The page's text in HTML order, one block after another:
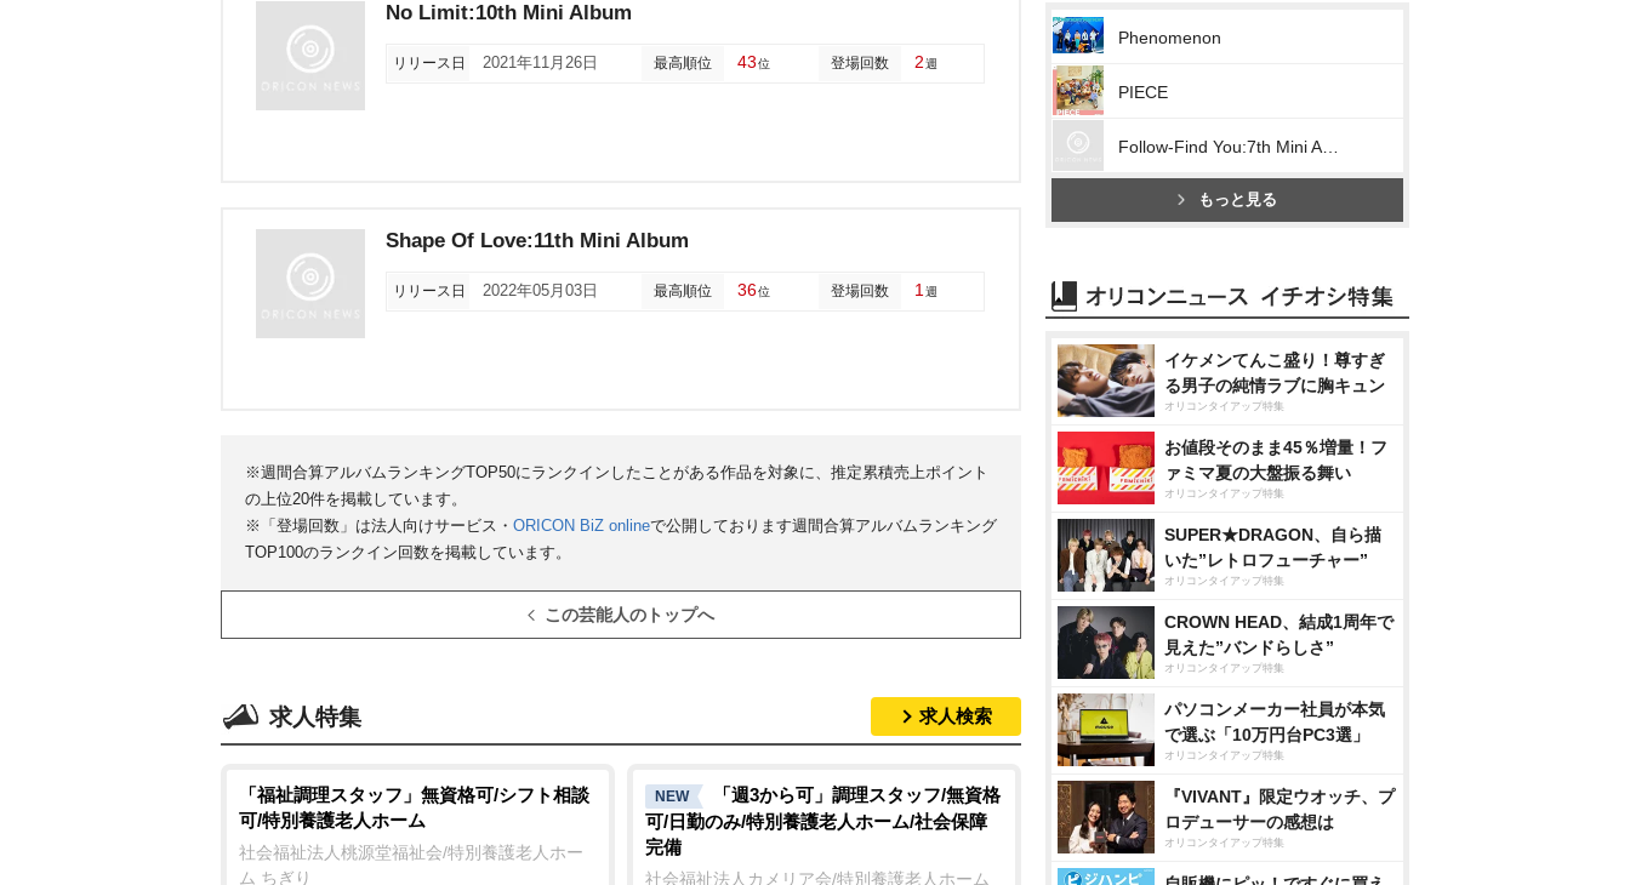
No Limit:10th Mini Album
リリース日 2021年11月26日 最高順位 43位 登場回数 2週
Shape Of Love:11th Mini Album
リリース日 2022年05月03日 最高順位 36位 登場回数 1 週
※週間合算アルバムランキングTOP50にランクインしたことがある作品を対象に、推定累積売上ポイント
の上位20件を掲載しています。
※「登場回数」は法人向けサービス・ ORICON BiZ onlineで公開しております週間合算アルバムランキング
TOP100のランクイン回数を掲載しています。
この芸能人のトップへ
求人特集 求人検索
「福祉調理スタッフ」無資格可/シフト相談
可/特別養護老人ホーム
社会福祉法人桃源堂福祉会/特別養護老人ホー
ム ちぎり
NEW
「週3から可」調理スタッフ/無資格
可/日勤のみ/特別養護老人ホーム/社会保障
完備
社会福祉法人カメリア会/特別養護老人ホーム
Phenomenon
PIECE
もっと見る
イケメンてんこ盛り！尊すぎ
る男子の純情ラブに胸キュン
オリコンタイアップ特集
お値段そのまま45％増量！フ
ァミマ夏の大盤振る舞い
オリコンタイアップ特集
SUPER★DRAGON、自ら描
いた”レトロフューチャー”
オリコンタイアップ特集
CROWN HEAD、結成1周年で
見えた”バンドらしさ”
オリコンタイアップ特集
パソコンメーカー社員が本気
で選ぶ「10万円台PC3選」
オリコンタイアップ特集
『VIVANT』限定ウオッチ、プ
ロデューサーの感想は
オリコンタイアップ特集